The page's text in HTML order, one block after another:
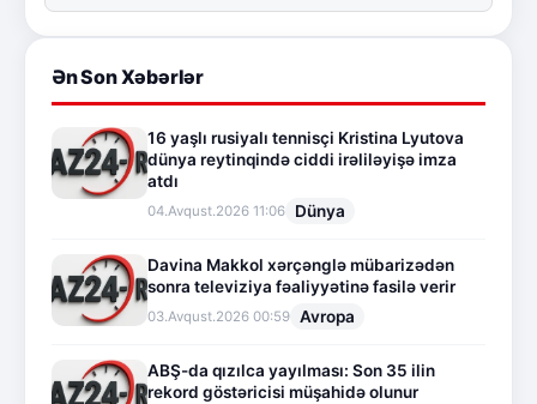
Ən Son Xəbərlər
16 yaşlı rusiyalı tennisçi Kristina Lyutova
dünya reytinqində ciddi irəliləyişə imza
atdı
04.Avqust.2026 11:06 Dünya
Davina Makkol xərçənglə mübarizədən
sonra televiziya fəaliyyətinə fasilə verir
03.Avqust.2026 00:59 Avropa
ABŞ-da qızılca yayılması: Son 35 ilin
rekord göstəricisi müşahidə olunur